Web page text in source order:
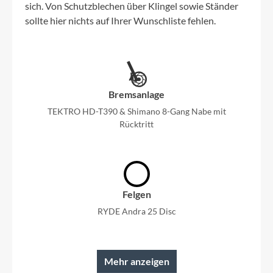
sich. Von Schutzblechen über Klingel sowie Ständer
sollte hier nichts auf Ihrer Wunschliste fehlen.
Bremsanlage
TEKTRO HD-T390 & Shimano 8-Gang Nabe mit
Rücktritt
Felgen
RYDE Andra 25 Disc
Mehr anzeigen